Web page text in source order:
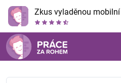
Zkus vyladěnou